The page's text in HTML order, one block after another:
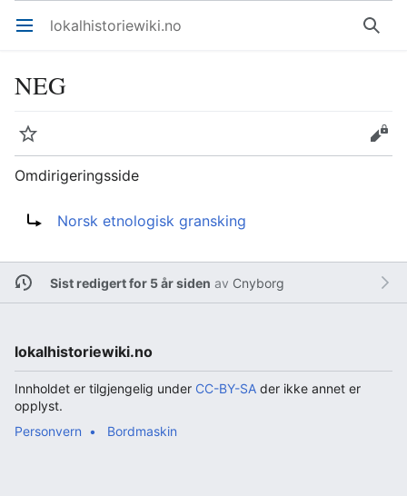
Åpne hovedmenyen lokalhistoriewiki.no Søk
NEG
Overvåk
Rediger
Omdirigeringsside
Norsk etnologisk gransking
Sist redigert for 5 år siden av Cnyborg
lokalhistoriewiki.no
Innholdet er tilgjengelig under CC-BY-SA der ikke annet er
opplyst.
Personvern
Bordmaskin